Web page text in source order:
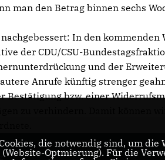
man den Betrag binnen sechs
In den
der CDU/CSU-
und der
Anrufe künftig strenger
Bestätigung bzw. einer
die notwendig sind, um
(Website-Optmierung). Für die